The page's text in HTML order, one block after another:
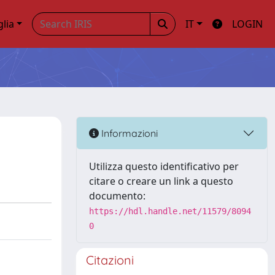
IT LOGIN
Informazioni
Utilizza questo identificativo per
citare o creare un link a questo
documento:
https://hdl.handle.net/11579/8094
0
Citazioni